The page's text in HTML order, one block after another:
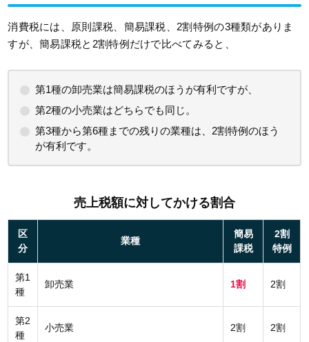
消費税には、原則課税、簡易課税、2割特例の3種類がありま
すが、簡易課税と2割特例だけで比べてみると、
第1種の卸売業は簡易課税のほうが有利ですが、
第2種の小売業はどちらでも同じ。
第3種から第6種までの残りの業種は、2割特例のほう
が有利です。
売上税額に対してかける割合
区
分
業種
簡易
課税
2割
特例
第1
種
卸売業 1割 2割
第2
種
小売業 2割 2割